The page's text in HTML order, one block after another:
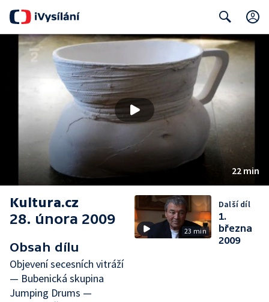
Search
22 min
Kultura.cz
28. února 2009
Obsah dílu
Objevení secesních vitráží
— Bubenická skupina
Jumping Drums —
23 min
Další díl
1.
března
2009